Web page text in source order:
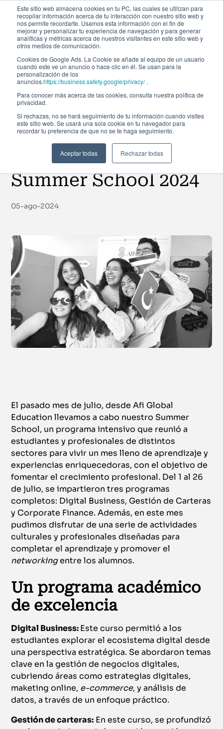
Este sitio web almacena cookies en tu PC, las cuales se utilizan para
recopilar información acerca de tu interacción con nuestro sitio web y
nos permite recordarte. Usamos esta información con el fin de
mejorar y personalizar tu experiencia de navegación y para generar
analíticas y métricas acerca de nuestros visitantes en este sitio web y
otros medios de comunicación.
Cookies de Google Ads. La Cookie se añade al equipo de un usuario
cuando este ve un anuncio o hace clic en él. Se usan para la
personalización de los
anuncios.https://business.safety.google/privacy/.
Para conocer más acerca de las cookies, consulta nuestra política de
privacidad.
Si rechazas, no se hará seguimiento de tu información cuando visites
este sitio web. Se usará una sola cookie en tu navegador para
recordar tu preferencia de que no se te haga seguimiento.
Aceptar todas Rechazar todas
Noticias
Un verano de
aprendizaje y
experiencias únicas |
Summer School 2024
05-ago-2024
El pasado mes de julio, desde Afi Global
Education llevamos a cabo nuestro Summer
School, un programa intensivo que reunió a
estudiantes y profesionales de distintos
sectores para vivir un mes lleno de aprendizaje y
experiencias enriquecedoras, con el objetivo de
fomentar el crecimiento profesional. Del 1 al 26
de julio, se impartieron tres programas
completos: Digital Business, Gestión de Carteras
y Corporate Finance. Además, en este mes
pudimos disfrutar de una serie de actividades
culturales y profesionales diseñadas para
completar el aprendizaje y promover el
networkingentre los alumnos.
Un programa académico
de excelencia
Digital Business:Este curso permitió a los
estudiantes explorar el ecosistema digital desde
una perspectiva estratégica. Se abordaron temas
clave en la gestión de negocios digitales,
cubriendo áreas como estrategias digitales,
maketing online, e-commerce, y análisis de
datos, a través de un enfoque práctico.
Gestión de carteras: En este curso, se profundizó